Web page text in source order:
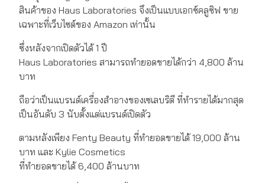
สินค้าของ Haus Laboratories จึงเป็นแบบเอกซ์คลูซิฟ ขาย
เฉพาะที่เว็บไซต์ของ Amazon เท่านั้น
ซึ่งหลังจากเปิดตัวได้ 1 ปี
Haus Laboratories สามารถทำยอดขายได้กว่า 4,800 ล้าน
บาท
ถือว่าเป็นแบรนด์เครื่องสำอางของเซเลบริตี ที่ทำรายได้มากสุด
เป็นอันดับ 3 นับตั้งแต่แบรนด์เปิดตัว
ตามหลังเพียง Fenty Beauty ที่ทำยอดขายได้ 19,000 ล้าน
บาท และ Kylie Cosmetics
ที่ทำยอดขายได้ 6,400 ล้านบาท